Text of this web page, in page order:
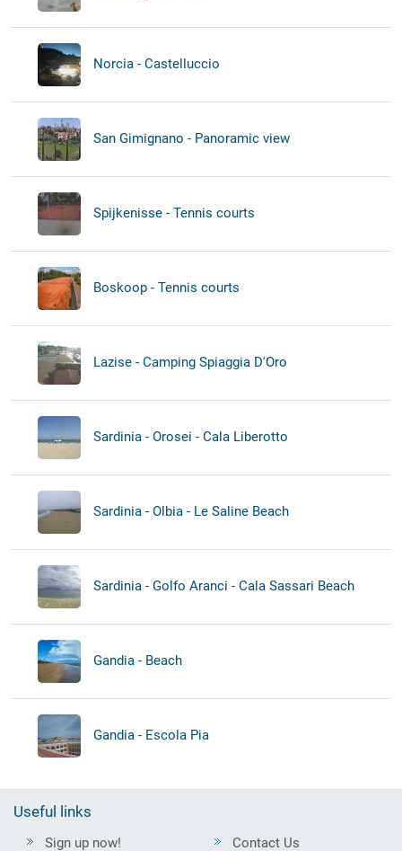
Norcia - Castelluccio
San Gimignano - Panoramic view
Spijkenisse - Tennis courts
Boskoop - Tennis courts
Lazise - Camping Spiaggia D'Oro
Sardinia - Orosei - Cala Liberotto
Sardinia - Olbia - Le Saline Beach
Sardinia - Golfo Aranci - Cala Sassari Beach
Gandia - Beach
Gandia - Escola Pia
Useful links
Sign up now! Contact Us